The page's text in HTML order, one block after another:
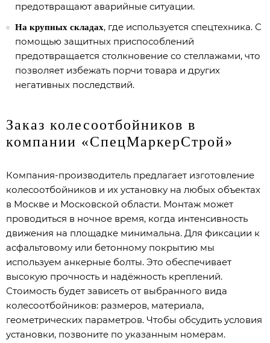
предотвращают аварийные ситуации.
На крупных складах, где используется спецтехника. С
помощью защитных приспособлений
предотвращается столкновение со стеллажами, что
позволяет избежать порчи товара и других
негативных последствий.
Заказ колесоотбойников в
компании «СпецМаркерСтрой»
Компания-производитель предлагает изготовление
колесоотбойников и их установку на любых объектах
в Москве и Московской области. Монтаж может
проводиться в ночное время, когда интенсивность
движения на площадке минимальна. Для фиксации к
асфальтовому или бетонному покрытию мы
используем анкерные болты. Это обеспечивает
высокую прочность и надёжность креплений.
Стоимость будет зависеть от выбранного вида
колесоотбойников: размеров, материала,
геометрических параметров. Чтобы обсудить условия
установки, позвоните по указанным номерам.